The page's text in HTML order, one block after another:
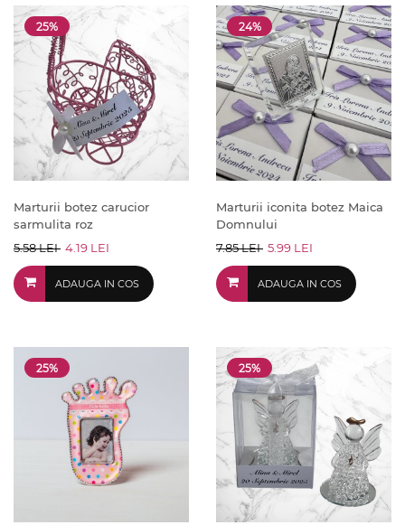
25%
Marturii botez carucior
sarmulita roz
5.58 LEI 4.19 LEI
ADAUGA IN COS
24%
Marturii iconita botez Maica
Domnului
7.85 LEI 5.99 LEI
ADAUGA IN COS
25% 25%